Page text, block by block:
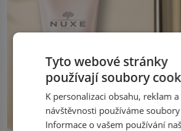
Tyto webové stránky
používají soubory
K personalizaci obsahu, reklam
návštěvnosti používáme
Informace o vašem používání